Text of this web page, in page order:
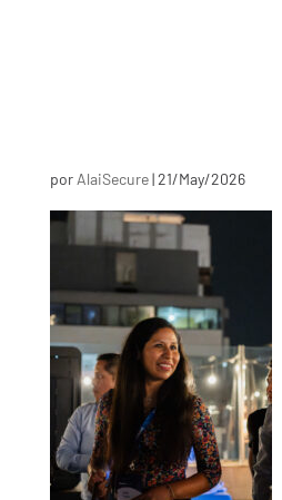
por AlaiSecure|21/May/2026